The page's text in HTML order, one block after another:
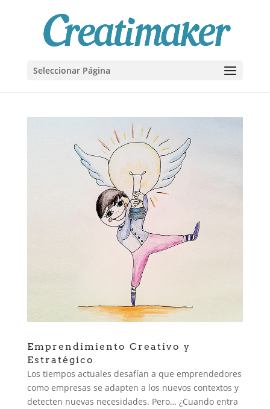
Seleccionar Página
Emprendimiento Creativo y
Estratégico
Los tiempos actuales desafían a que emprendedores
como empresas se adapten a los nuevos contextos y
detecten nuevas necesidades. Pero… ¿Cuando entra